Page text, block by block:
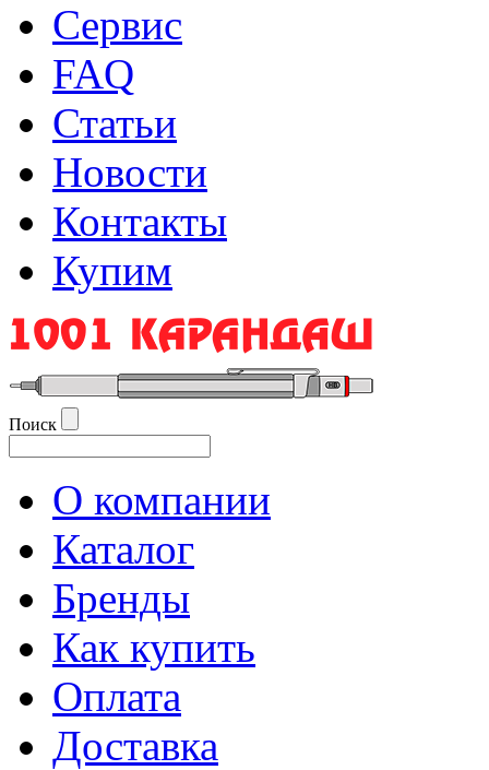
Сервис
FAQ
Статьи
Новости
Контакты
Купим
Поиск
О компании
Каталог
Бренды
Как купить
Оплата
Доставка